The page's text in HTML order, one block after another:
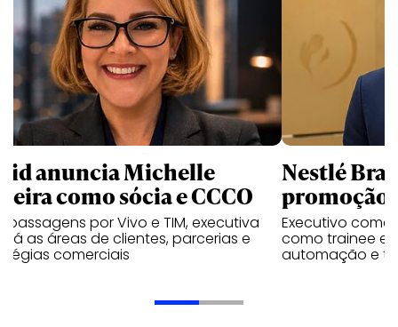
anuncia Michelle
como sócia e CCCO
passagens por Vivo e TIM, executiva
as áreas de clientes, parcerias e
comerciais
Nestlé
promoção
Executivo
como trainee e
automação e